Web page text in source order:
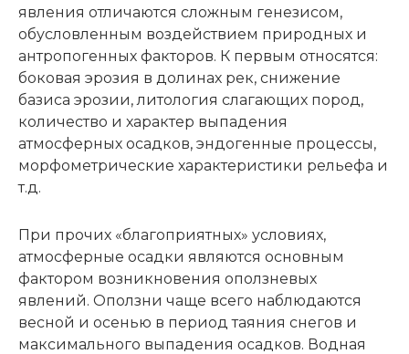
явления отличаются сложным генезисом,
обусловленным воздействием природных и
антропогенных факторов. К первым относятся:
боковая эрозия в долинах рек, снижение
базиса эрозии, литология слагающих пород,
количество и характер выпадения
атмосферных осадков, эндогенные процессы,
морфометрические характеристики рельефа и
т.д.
При прочих «благоприятных» условиях,
атмосферные осадки являются основным
фактором возникновения оползневых
явлений. Оползни чаще всего наблюдаются
весной и осенью в период таяния снегов и
максимального выпадения осадков. Водная